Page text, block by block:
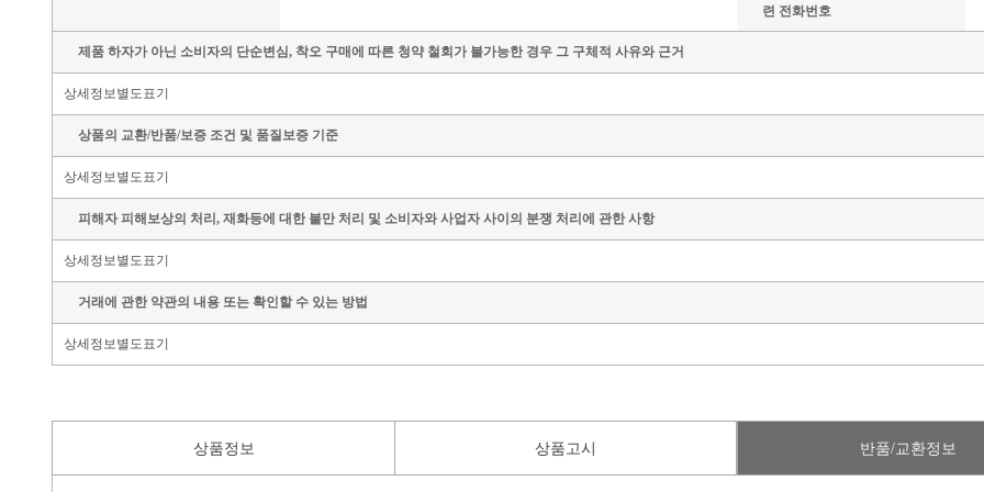
련 전화번호
제품 하자가 아닌 소비자의 단순변심, 착오 구매에 따른 청약 철회가 불가능한 경우 그 구체적 사유와 근거
상세정보별도표기
상품의 교환/반품/보증 조건 및 품질보증 기준
상세정보별도표기
피해자 피해보상의 처리, 재화등에 대한 불만 처리 및 소비자와 사업자 사이의 분쟁 처리에 관한 사항
상세정보별도표기
거래에 관한 약관의 내용 또는 확인할 수 있는 방법
상세정보별도표기
상품정보 상품고시 반품/교환정보